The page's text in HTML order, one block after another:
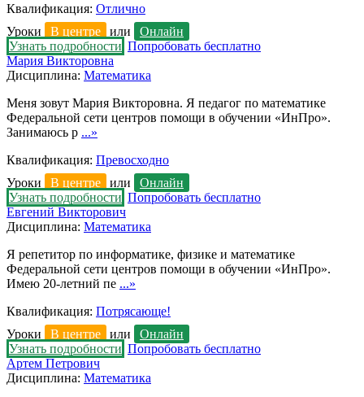
Квалификация: Отлично
Уроки
В центре или
Онлайн
Узнать подробности Попробовать бесплатно
Мария Викторовна
Дисциплина: Математика
Меня зовут Мария Викторовна. Я педагог по математике
Федеральной сети центров помощи в обучении «ИнПро».
Занимаюсь р ...»
Квалификация: Превосходно
Уроки
В центре или
Онлайн
Узнать подробности Попробовать бесплатно
Евгений Викторович
Дисциплина: Математика
Я репетитор по информатике, физике и математике
Федеральной сети центров помощи в обучении «ИнПро».
Имею 20-летний пе ...»
Квалификация: Потрясающе!
Уроки
В центре или
Онлайн
Узнать подробности Попробовать бесплатно
Артем Петрович
Дисциплина: Математика